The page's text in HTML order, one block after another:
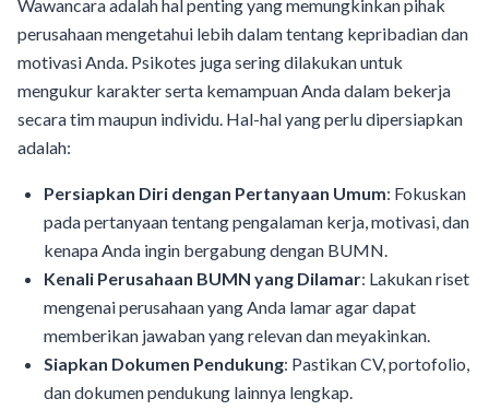
Wawancara adalah hal penting yang memungkinkan pihak
perusahaan mengetahui lebih dalam tentang kepribadian dan
motivasi Anda. Psikotes juga sering dilakukan untuk
mengukur karakter serta kemampuan Anda dalam bekerja
secara tim maupun individu. Hal-hal yang perlu dipersiapkan
adalah:
Persiapkan Diri dengan Pertanyaan Umum: Fokuskan
pada pertanyaan tentang pengalaman kerja, motivasi, dan
kenapa Anda ingin bergabung dengan BUMN.
Kenali Perusahaan BUMN yang Dilamar: Lakukan riset
mengenai perusahaan yang Anda lamar agar dapat
memberikan jawaban yang relevan dan meyakinkan.
Siapkan Dokumen Pendukung: Pastikan CV, portofolio,
dan dokumen pendukung lainnya lengkap.